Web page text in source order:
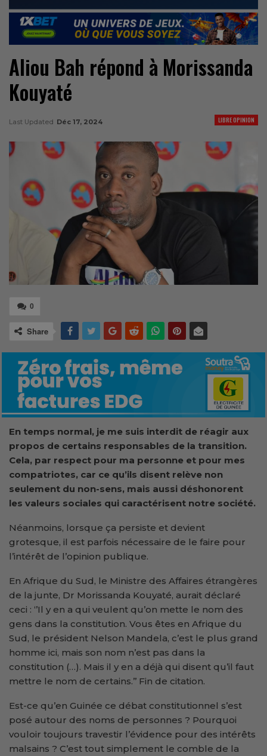
Aliou Bah répond à Morissanda
Kouyaté
LIBRE OPINION
Last Updated Déc 17, 2024
0
Share
En temps normal, je me suis interdit de réagir aux
propos de certains responsables de la transition.
Cela, par respect pour ma personne et pour mes
compatriotes, car ce qu’ils disent relève non
seulement du non-sens, mais aussi déshonorent
les valeurs sociales qui caractérisent notre société.
Néanmoins, lorsque ça persiste et devient
grotesque, il est parfois nécessaire de le faire pour
l’intérêt de l’opinion publique.
En Afrique du Sud, le Ministre des Affaires étrangères
de la junte, Dr Morissanda Kouyaté, aurait déclaré
ceci : ‘’Il y en a qui veulent qu’on mette le nom des
gens dans la constitution. Vous êtes en Afrique du
Sud, le président Nelson Mandela, c’est le plus grand
homme ici, mais son nom n’est pas dans la
constitution (…). Mais il y en a déjà qui disent qu’il faut
mettre le nom de certains.’’ Fin de citation.
Est-ce qu’en Guinée ce débat constitutionnel s’est
posé autour des noms de personnes ? Pourquoi
vouloir toujours travestir l’évidence pour des intérêts
malsains ? C’est tout simplement le comble de la